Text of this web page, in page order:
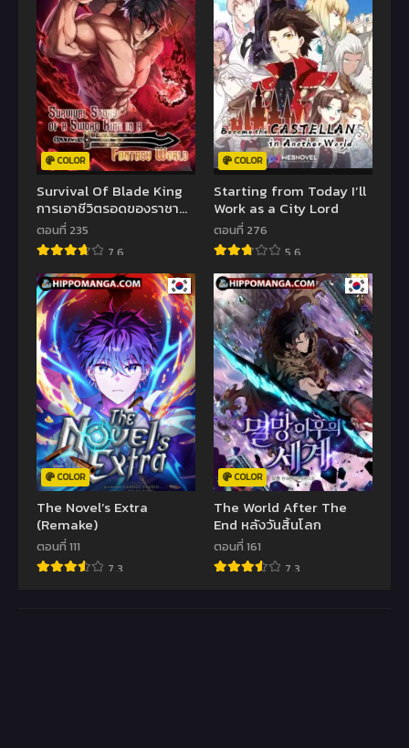
COLOR
Survival Of Blade King
การเอาชีวิตรอดของราชา
ดาบในต่างโลก
ตอนที่ 235
7.6
COLOR
Starting from Today I’ll
Work as a City Lord
ตอนที่ 276
5.6
COLOR
The Novel’s Extra
(Remake)
ตอนที่ 111
7.3
COLOR
The World After The
End หลังวันสิ้นโลก
ตอนที่ 161
7.3